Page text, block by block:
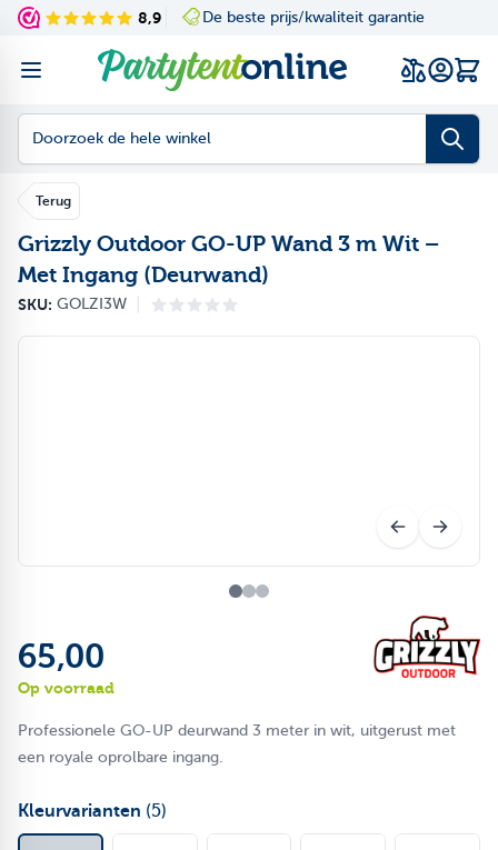
Ga naar de inhoud8,9 Navigating through
Press to skip the
De beste prijs/kwaliteit garantie
Terug
Grizzly Outdoor GO-UP Wand 3 m Wit –
Met Ingang (Deurwand)
SKU: GOLZI3W
65,00
Op voorraad
Professionele GO-UP deurwand 3 meter in wit, uitgerust met
een royale oprolbare ingang.
Kleurvarianten (5)